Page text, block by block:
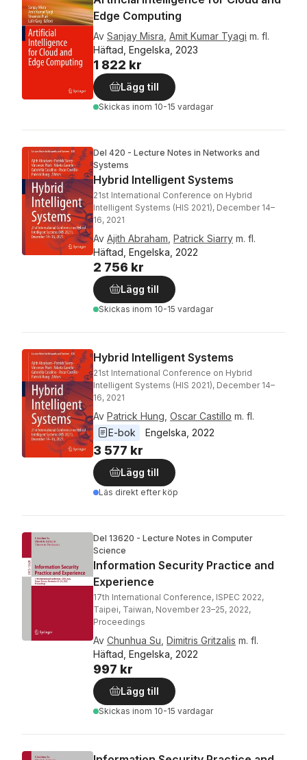
Edge Computing
Av Sanjay Misra Amit Kumar Tyagi m. fl.
Häftad, Engelska, 2023
1 822 kr
Lägg till
Skickas inom 10-15 vardagar
Del 420 - Lecture Notes in Networks and
Systems
Hybrid Intelligent Systems
21st International Conference on Hybrid
Intelligent Systems (HIS 2021), December 14–
16, 2021
Av Ajith Abraham Patrick Siarry m. fl.
Häftad, Engelska, 2022
2 756 kr
Lägg till
Skickas inom 10-15 vardagar
Hybrid Intelligent Systems
21st International Conference on Hybrid
Intelligent Systems (HIS 2021), December 14–
16, 2021
Av Patrick Hung Oscar Castillo m. fl.
E-bok
Engelska 2022
3 577 kr
Lägg till
Läs direkt efter köp
Del 13620 - Lecture Notes in Computer
Science
Information Security Practice and
Experience
17th International Conference, ISPEC 2022,
Taipei, Taiwan, November 23–25, 2022,
Proceedings
Av Chunhua Su Dimitris Gritzalis m. fl.
Häftad, Engelska, 2022
997 kr
Lägg till
Skickas inom 10-15 vardagar